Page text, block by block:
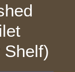
Shelf)